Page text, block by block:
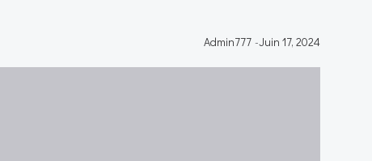
Admin777 -Juin 17, 2024